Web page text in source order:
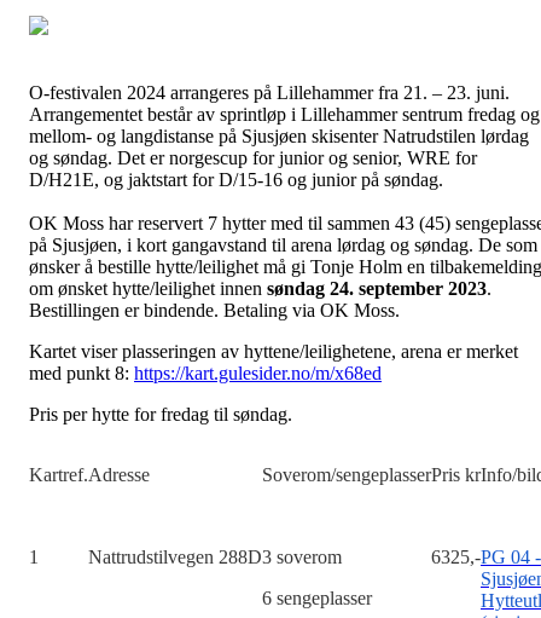
O-festivalen 2024 arrangeres på Lillehammer fra 21. – 23. juni.
Arrangementet består av sprintløp i Lillehammer sentrum fredag og
mellom- og langdistanse på Sjusjøen skisenter Natrudstilen lørdag
og søndag. Det er norgescup for junior og senior, WRE for
D/H21E, og jaktstart for D/15-16 og junior på søndag.
OK Moss har reservert 7 hytter med til sammen 43 (45)
på Sjusjøen, i kort gangavstand til arena lørdag og søndag. De som
ønsker å bestille hytte/leilighet må gi Tonje Holm en tilbakemelding
om ønsket hytte/leilighet innen søndag 24. september 2023.
Bestillingen er bindende. Betaling via OK Moss.
Kartet viser plasseringen av hyttene/leilighetene, arena er merket
med punkt 8: https://kart.gulesider.no/m/x68ed
Pris per hytte for fredag til søndag.
Kartref.Adresse Soverom/sengeplasserPris krInfo/
1 Nattrudstilvegen 288D3 soverom
6 sengeplasser
6325,-PG 04 -